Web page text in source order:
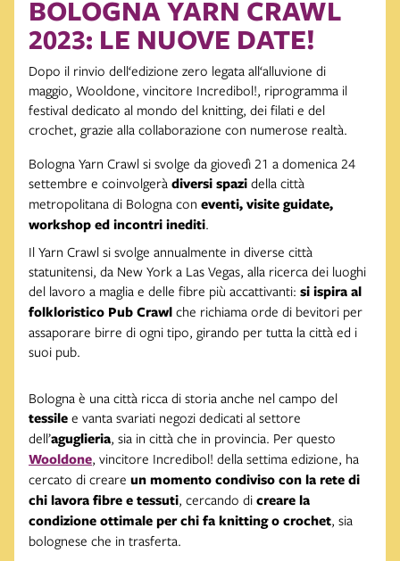
BOLOGNA YARN CRAWL
2023: LE NUOVE DATE!
Dopo il rinvio dell‘edizione zero legata all‘alluvione di
maggio, Wooldone, vincitore Incredibol!, riprogramma il
festival dedicato al mondo del knitting, dei filati e del
crochet, grazie alla collaborazione con numerose realtà.
Bologna Yarn Crawl si svolge da giovedì 21 a domenica 24
settembre e coinvolgerà diversi spazi della città
metropolitana di Bologna con eventi, visite guidate,
workshop ed incontri inediti.
Il Yarn Crawl si svolge annualmente in diverse città
statunitensi, da New York a Las Vegas, alla ricerca dei luoghi
del lavoro a maglia e delle fibre più accattivanti: si ispira al
folkloristico Pub Crawl che richiama orde di bevitori per
assaporare birre di ogni tipo, girando per tutta la città ed i
suoi pub.
Bologna è una città ricca di storia anche nel campo del
tessile e vanta svariati negozi dedicati al settore
dell’aguglieria, sia in città che in provincia. Per questo
Wooldone, vincitore Incredibol! della settima edizione, ha
cercato di creare un momento condiviso con la rete di
chi lavora fibre e tessuti, cercando di creare la
condizione ottimale per chi fa knitting o crochet, sia
bolognese che in trasferta.